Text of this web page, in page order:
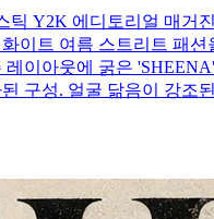
틱 Y2K 에디토리얼 매거
이트 여름 스트리트 패션
레이아웃에 굵은
구성. 얼굴 닮음이 강조